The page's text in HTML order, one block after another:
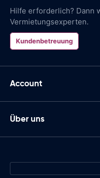
Hilfe erforderlich? Dann
Vermietungsexperten.
Kundenbetreuung
Account
Über uns